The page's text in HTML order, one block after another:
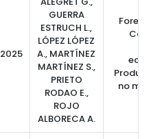
2025
GUERRA
ESTRUCH L.,
LÓPEZ LÓPEZ
A., MARTÍNEZ
MARTÍNEZ S.,
PRIETO
RODAO E.,
ROJO
ALBORECA A.
Forest
no